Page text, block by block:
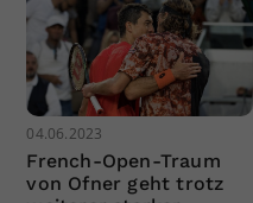
04.06.2023
French-Open-Traum
von Ofner geht trotz